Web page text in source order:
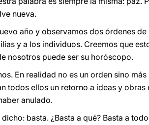
nueva.
año y observamos dos órdenes
y a los individuos. Creemos que
nosotros puede ser su horóscopo.
En realidad no es un orden sino
todos ellos un retorno a ideas y
anulado.
basta. ¿Basta a qué? Basta a